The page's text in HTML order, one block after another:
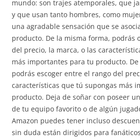
mundo: son trajes atemporales, que
y que usan tanto hombres, como
una agradable sensación que se
producto. De la misma forma, podrás
del precio, la marca, o las
más importantes para tu producto.
podrás escoger entre el rango del
características que tú supongas más
producto. Deja de soñar con poseer
de tu equipo favorito o de algún
Amazon puedes tener incluso
sin duda están dirigidos para